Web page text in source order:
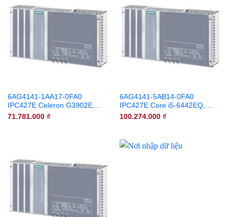
6AG4141-1AA17-0FA0
IPC427E Celeron G3902E,
4GB, 240GB SSD, Win10
71.781.000 ₫
6AG4141-5AB14-0FA0
IPC427E Core i5-6442EQ,
8GB, 240GB SSD, Win7
100.274.000 ₫